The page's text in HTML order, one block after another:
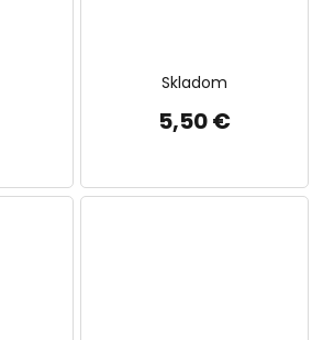
Skladom
5,50 €